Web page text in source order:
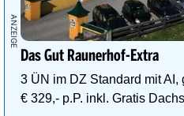
Das Gut Raunerhof-Extra
3 ÜN im DZ Standard mit
€ 329,- p.P. inkl. Gratis